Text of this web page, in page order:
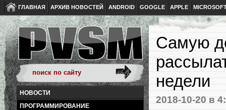
ГЛАВНАЯ АРХИВ НОВОСТЕЙ ANDROID GOOGLE APPLE
НОВОСТИ
ПРОГРАММИРОВАНИЕ
Самую
недели
2018-10-20 в